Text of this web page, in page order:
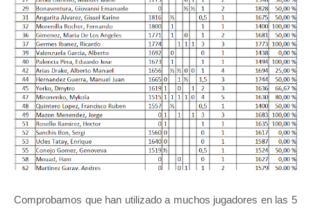
Comprobamos que han utilizado a muchos jugadores en las 5